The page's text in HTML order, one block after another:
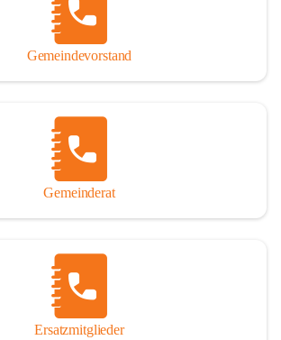
interessanten, vergnüglichen und
machenden Zeitreise durch die
alte Geschichte von der Steinzeit
Gemeindevorstand
Gemeinderat
Ersatzmitglieder